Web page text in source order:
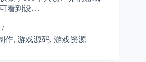
看到设…
作, 游戏源码, 游戏资源